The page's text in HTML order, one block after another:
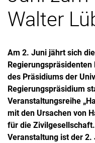
Walter
Am 2. Juni jährt sich
des Präsidiums der
Regierungspräsidium
Veranstaltungsreihe
mit den Ursachen von
für die
Veranstaltung ist der 2.